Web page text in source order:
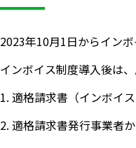
2023年10月1日からイン
インボイス制度導入後は
適格請求書（インボイ
適格請求書発行事業者